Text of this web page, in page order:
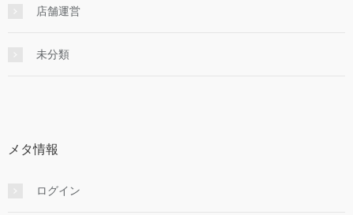
店舗運営
未分類
メタ情報
ログイン